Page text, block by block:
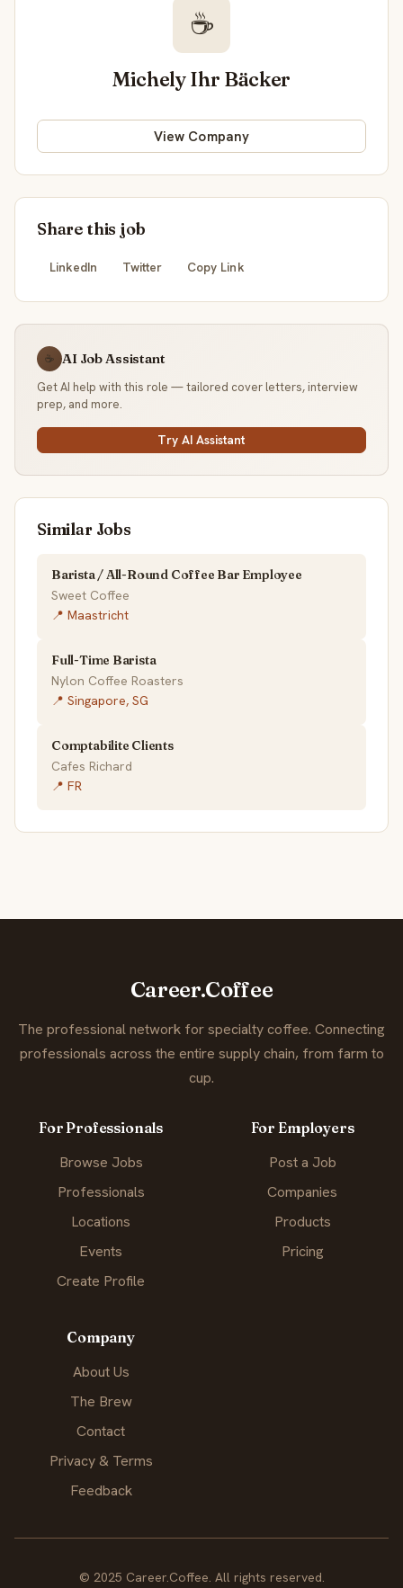
☕
Michely Ihr Bäcker
View Company
Share this job
LinkedIn Twitter Copy Link
☕ AI Job Assistant
Get AI help with this role — tailored cover letters, interview
prep, and more.
Try AI Assistant
Similar Jobs
Barista / All-Round Coffee Bar Employee
Sweet Coffee
📍 Maastricht
Full-Time Barista
Nylon Coffee Roasters
📍 Singapore, SG
Comptabilite Clients
Cafes Richard
📍 FR
Career.Coffee
The professional network for specialty coffee. Connecting
professionals across the entire supply chain, from farm to
cup.
For Professionals
Browse Jobs
Professionals
Locations
Events
Create Profile
For Employers
Post a Job
Companies
Products
Pricing
Company
About Us
The Brew
Contact
Privacy & Terms
Feedback
© 2025 Career.Coffee. All rights reserved.